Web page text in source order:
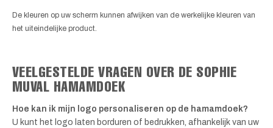
De kleuren op uw scherm kunnen afwijken van de werkelijke kleuren van
het uiteindelijke product.
VEELGESTELDE VRAGEN OVER DE SOPHIE
MUVAL HAMAMDOEK
Hoe kan ik mijn logo personaliseren op de hamamdoek?
U kunt het logo laten borduren of bedrukken, afhankelijk van uw